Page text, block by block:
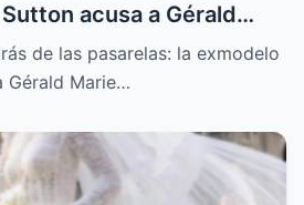
acusa a Gérald
y abuso sistemático
de las pasarelas: la exmodelo
Gérald Marie…